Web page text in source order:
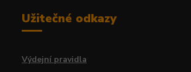
Užitečné odkazy
Výdejní pravidla